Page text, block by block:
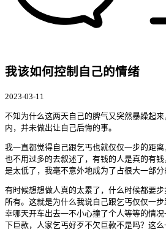
我该如何控制自己的情绪
2023-03-11
不知为什么这两天自己的脾气又突然暴躁起
内，并未做出让自己后悔的事。
我一直都觉得自己跟乞丐也就仅仅一步的距
也不用过多的去叙述了，有钱的人是真的有
是太低了，我毫不意外地成为了占很大一部分
有时候想想做人真的太累了，什么时候都要
所有。这就是为什么我说自己跟乞丐仅仅一
幸哪天开车出去一不小心撞了个人等等的情
下巨款，人家乞丐好歹不欠巨款不是吗？这